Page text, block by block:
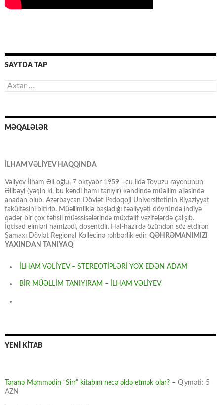
SAYTDA TAP
Axtarış:
MƏQALƏLƏR
İLHAM VƏLİYEV HAQQINDA
Vəliyev İlham Əli oğlu, 7 oktyabr 1959 –cu ildə Tovuzu rayonunun
Əlibəyi (yəqin ki, bu kəndi hamı tanıyır) kəndində müəllim ailəsində
anadan olub. Azərbaycan Dövlət Pedoqoji Universitetinin Riyaziyyat
fakültəsini bitirib. Müəllimliklə başladığı fəaliyyəti dövründə indiyə
qədər bir çox təhsil müəssisələrində müxtəlif vəzifələrdə çalışıb.
İqtisad elmləri namizədi, dosentdir. Hal-hazırda özündən söz etdirən
Şamaxı Dövlət Regional Kollecinə rəhbərlik edir. QƏHRƏMANIMIZI
YAXINDAN TANIYAQ:
İLHAM VƏLİYEV – STEREOTİPLƏRİ YOX EDƏN ADAM
BİR MÜƏLLİM TANIYIRAM – İLHAM VƏLİYEV
YENİ KİTAB
Təranə Məmmədin “Sirr” kitabını necə əldə etmək olar? – Qiyməti: 5
AZN